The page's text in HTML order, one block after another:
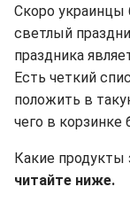
Скоро украинцы
светлый
праздника
Есть четкий
положить в
чего в
Какие
читайте ниже.